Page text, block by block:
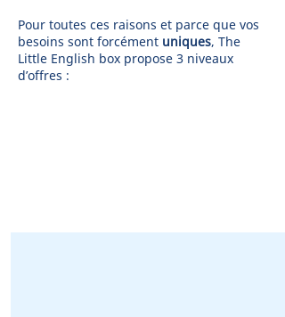
Pour toutes ces raisons et parce que vos
besoins sont forcément uniques, The
Little English box propose 3 niveaux
d’offres :